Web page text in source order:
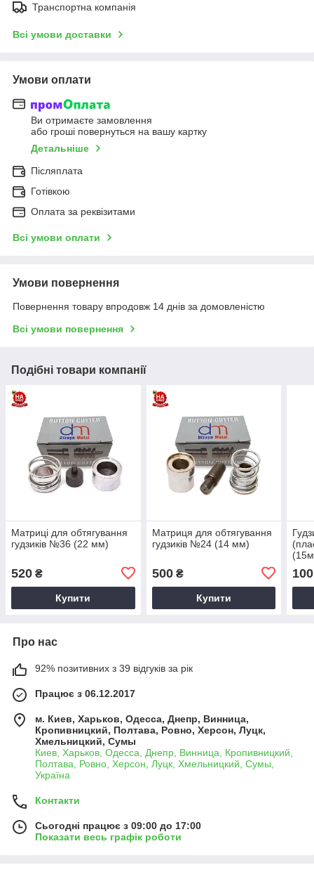
Транспортна компанія
Всі умови доставки
Умови оплати
Ви отримаєте замовлення
або гроші повернуться на вашу картку
Детальніше
Післяплата
Готівкою
Оплата за реквізитами
Всі умови оплати
Умови повернення
Повернення товару впродовж 14 днів за домовленістю
Всі умови повернення
Подібні товари компанії
Матриці для обтягування
гудзиків №36 (22 мм)
520 ₴
Купити
Матриця для обтягування
гудзиків №24 (14 мм)
500₴
Купити
100
Про нас
92% позитивних з 39 відгуків за рік
Працює з 06.12.2017
м. Киев, Харьков, Одесса, Днепр, Винница,
Кропивницкий, Полтава, Ровно, Херсон, Луцк,
Хмельницкий, Сумы
Киев, Харьков, Одесса, Днепр, Винница, Кропивницкий,
Полтава, Ровно, Херсон, Луцк, Хмельницкий, Сумы,
Україна
Контакти
Сьогодні працює з 09:00 до 17:00
Показати весь графік роботи